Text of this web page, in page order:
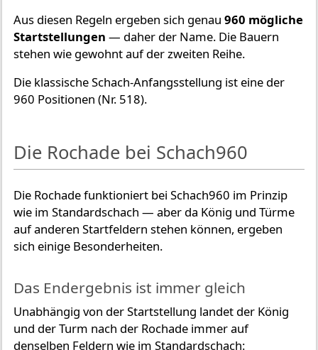
Aus diesen Regeln ergeben sich genau 960 mögliche
Startstellungen — daher der Name. Die Bauern
stehen wie gewohnt auf der zweiten Reihe.
Die klassische Schach-Anfangsstellung ist eine der
960 Positionen (Nr. 518).
Die Rochade bei Schach960
Die Rochade funktioniert bei Schach960 im Prinzip
wie im Standardschach — aber da König und Türme
auf anderen Startfeldern stehen können, ergeben
sich einige Besonderheiten.
Das Endergebnis ist immer gleich
Unabhängig von der Startstellung landet der König
und der Turm nach der Rochade immer auf
denselben Feldern wie im Standardschach: